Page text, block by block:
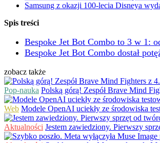
Samsung z okazji 100-lecia Disneya
Spis treści
Bespoke Jet Bot Combo to 3 w 1:
Bespoke Jet Bot Combo dostał
zobacz także
Pop-nauka Polską górą! Zespół Brave Mind
Web Modele OpenAI uciekły ze środowiska
Aktualności Jestem zawiedziony. Pierwszy